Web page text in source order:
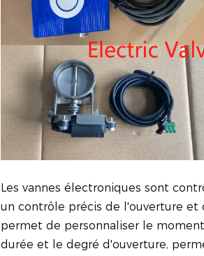
Les vannes électroniques sont
un contrôle précis de l'ouverture
permet de personnaliser le
durée et le degré d'ouverture,